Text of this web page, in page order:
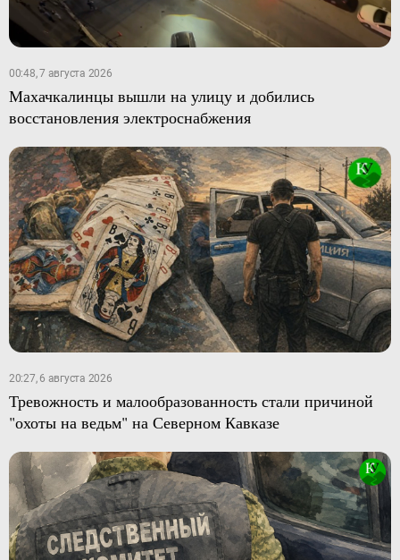
00:48, 7 августа 2026
Махачкалинцы вышли на улицу и добились
восстановления электроснабжения
20:27, 6 августа 2026
Тревожность и малообразованность стали причиной
"охоты на ведьм" на Северном Кавказе